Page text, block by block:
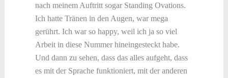
nach meinem Auftritt sogar Standing Ovations.
Ich hatte Tränen in den Augen, war mega
gerührt. Ich war so happy, weil ich ja so viel
Arbeit in diese Nummer hineingesteckt habe.
Und dann zu sehen, dass das alles aufgeht, dass
es mit der Sprache funktioniert, mit der anderen